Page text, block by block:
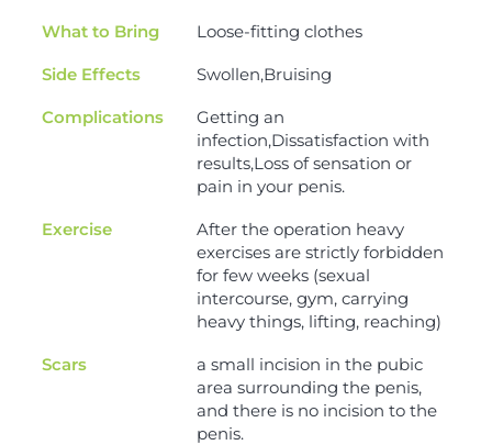
What to Bring Loose-fitting clothes
Side Effects Swollen,Bruising
Complications
Getting an
infection,Dissatisfaction with
results,Loss of sensation or
pain in your penis.
Exercise
After the operation heavy
exercises are strictly forbidden
for few weeks (sexual
intercourse, gym, carrying
heavy things, lifting, reaching)
Scars
a small incision in the pubic
area surrounding the penis,
and there is no incision to the
penis.